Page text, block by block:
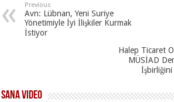
Previous
Avn: Lübnan, Yeni Suriye
Yönetimiyle İyi İlişkiler Kurmak
İstiyor
Halep Ticaret
MÜSİAD
İşbirliğini
SANA Video